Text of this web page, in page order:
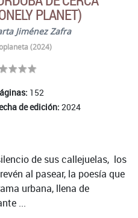
PLANET)
Jiménez Zafra
(2024)
152
de edición: 2024
de sus callejuelas, los
al pasear, la poesía que
urbana, llena de
...